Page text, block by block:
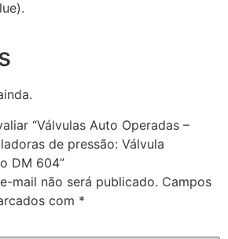
“Válvulas Auto Operadas –
de pressão: Válvula
DM 604”
mail não será publicado. Campos
com *